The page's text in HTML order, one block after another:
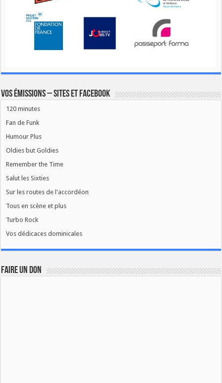
Vos émissions – Sites et Facebook
120 minutes
Fan de Funk
Humour Plus
Oldies but Goldies
Remember the Time
Salut les Sixties
Sur les routes de l'accordéon
Tous en scène et plus
Turbo Rock
Vos dédicaces dominicales
FAIRE UN DON